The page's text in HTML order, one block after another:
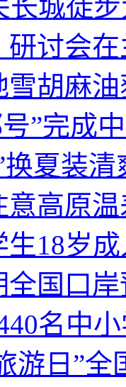
长城徒
研讨会
雪胡麻
号”完成
换夏装
高原
生18岁
全国口
名中
游日”